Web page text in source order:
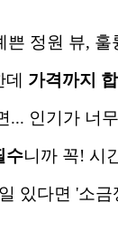
쁜 정원 뷰,
가격까지
... 인기가 너
수니까 꼭! 시
있다면 '소